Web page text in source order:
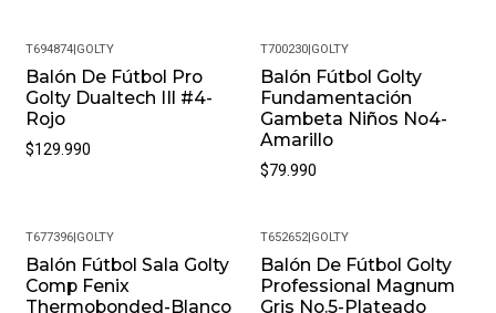
T694874|GOLTY
Balón De Fútbol Pro
Golty Dualtech IIl #4-
Rojo
$129.990
T700230|GOLTY
Balón Fútbol Golty
Fundamentación
Gambeta Niños No4-
Amarillo
$79.990
T677396|GOLTY
Balón Fútbol Sala Golty
Comp Fenix
Thermobonded-Blanco
T652652|GOLTY
Balón De Fútbol Golty
Professional Magnum
Gris No.5-Plateado